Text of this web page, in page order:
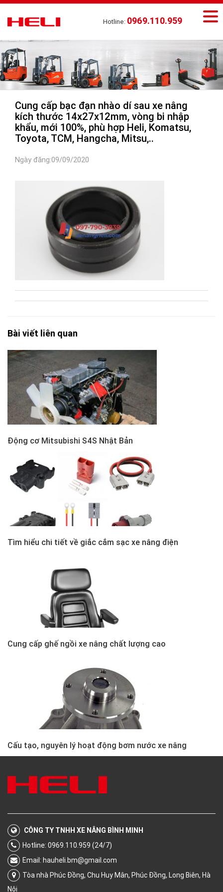
Hotline: 0969.110.959
Cung cấp bạc đạn nhào dí sau xe nâng
kích thước 14x27x12mm, vòng bi nhập
khẩu, mới 100%, phù hợp Heli, Komatsu,
Toyota, TCM, Hangcha, Mitsu,..
Ngày đăng:09/09/2020
Bài viết liên quan
Động cơ Mitsubishi S4S Nhật Bản
Tìm hiểu chi tiết về giắc cắm sạc xe nâng điện
Cung cấp ghế ngồi xe nâng chất lượng cao
Cấu tạo, nguyên lý hoạt động bơm nước xe nâng
CÔNG TY TNHH XE NÂNG BÌNH MINH
Hotline: 0969.110.959 (24/7)
Email: hauheli.bm@gmail.com
Tòa nhà Phúc Đồng, Chu Huy Mân, Phúc Đồng, Long Biên, Hà
Nội